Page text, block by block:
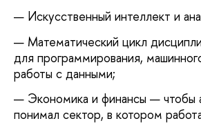
Искусственный интеллект и
Математический цикл
для программирования,
работы с данными;
Экономика и финансы — чтобы
понимал сектор, в котором